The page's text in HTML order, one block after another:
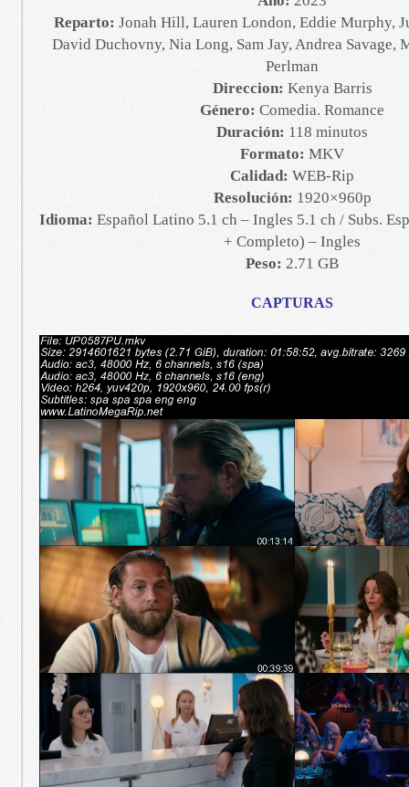
Reparto: Jonah Hill, Lauren London, Eddie Murphy,
David Duchovny, Nia Long, Sam Jay, Andrea Savage,
Perlman
Direccion: Kenya Barris
Género: Comedia. Romance
Duración: 118 minutos
Formato: MKV
Calidad: WEB-Rip
Resolución: 1920×960p
Idioma: Español Latino 5.1 ch – Ingles 5.1 ch / Subs.
+ Completo) – Ingles
Peso: 2.71 GB
CAPTURAS